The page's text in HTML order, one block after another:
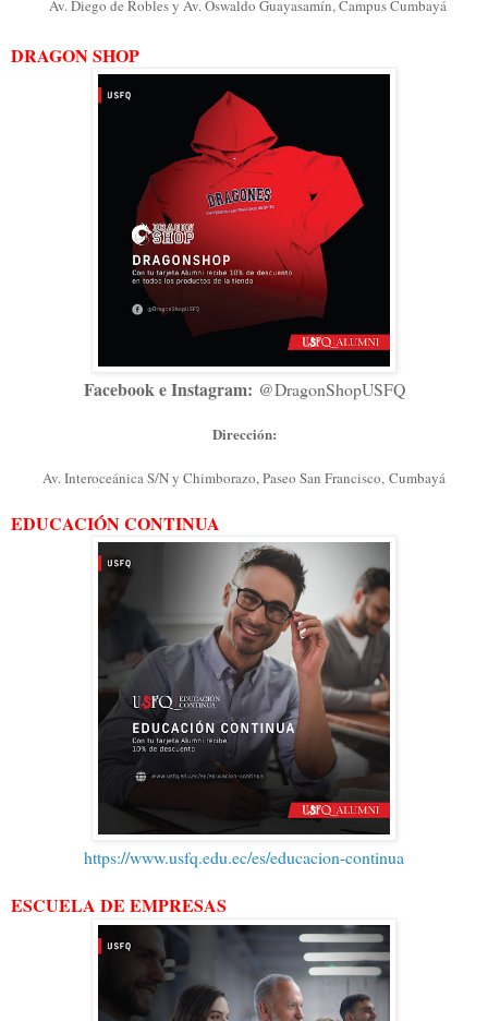
Av. Diego de Robles y Av. Oswaldo Guayasamín, Campus Cumbayá
DRAGON SHOP
Facebook e Instagram: @DragonShopUSFQ
Dirección:
Av. Interoceánica S/N y Chimborazo, Paseo San Francisco, Cumbayá
EDUCACIÓN CONTINUA
https://www.usfq.edu.ec/es/educacion-continua
ESCUELA DE EMPRESAS